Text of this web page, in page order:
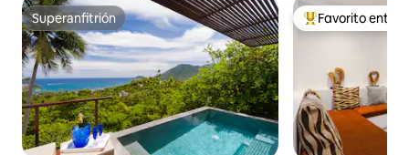
Superanfitrión
Superanfitrión Favorito entre
Favorito entre